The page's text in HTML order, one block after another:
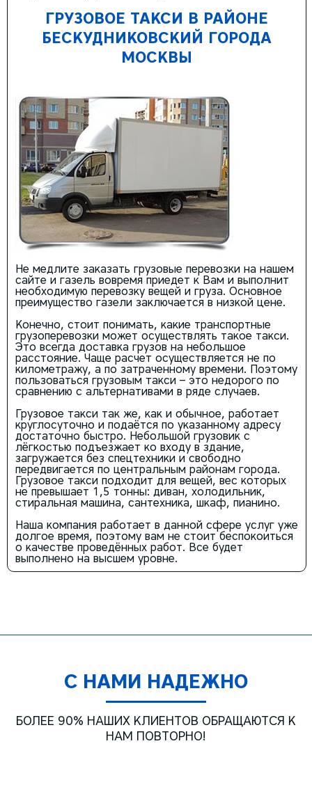
ГРУЗОВОЕ ТАКСИ В РАЙОНЕ
БЕСКУДНИКОВСКИЙ ГОРОДА
МОСКВЫ
Не медлите заказать грузовые перевозки на нашем
сайте и газель вовремя приедет к Вам и выполнит
необходимую перевозку вещей и груза. Основное
преимущество газели заключается в низкой цене.
Конечно, стоит понимать, какие транспортные
грузоперевозки может осуществлять такое такси.
Это всегда доставка грузов на небольшое
расстояние. Чаще расчет осуществляется не по
километражу, а по затраченному времени. Поэтому
пользоваться грузовым такси – это недорого по
сравнению с альтернативами в ряде случаев.
Грузовое такси так же, как и обычное, работает
круглосуточно и подаётся по указанному адресу
достаточно быстро. Небольшой грузовик с
лёгкостью подъезжает ко входу в здание,
загружается без спецтехники и свободно
передвигается по центральным районам города.
Грузовое такси подходит для вещей, вес которых
не превышает 1,5 тонны: диван, холодильник,
стиральная машина, сантехника, шкаф, пианино.
Наша компания работает в данной сфере услуг уже
долгое время, поэтому вам не стоит беспокоиться
о качестве проведённых работ. Все будет
выполнено на высшем уровне.
С НАМИ НАДЕЖНО
БОЛЕЕ 90% НАШИХ КЛИЕНТОВ ОБРАЩАЮТСЯ К
НАМ ПОВТОРНО!